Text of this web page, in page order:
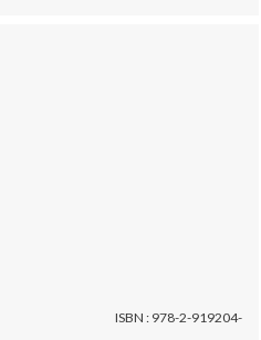
ISBN : 978-2-919204-